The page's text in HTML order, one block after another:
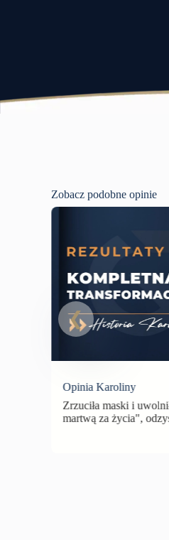
Zobacz podobne opinie
Opinia Karoliny
Zrzuciła maski i
martwą za życia",